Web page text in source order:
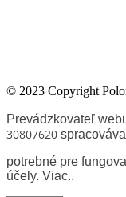
© 2023 Copyright
Prevádzkovateľ
30807620
potrebné pre
účely. Viac..